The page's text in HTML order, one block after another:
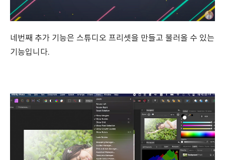
네번째 추가 기능은 스튜디오 프리셋을 만들고 불러올 수 있는
기능입니다.